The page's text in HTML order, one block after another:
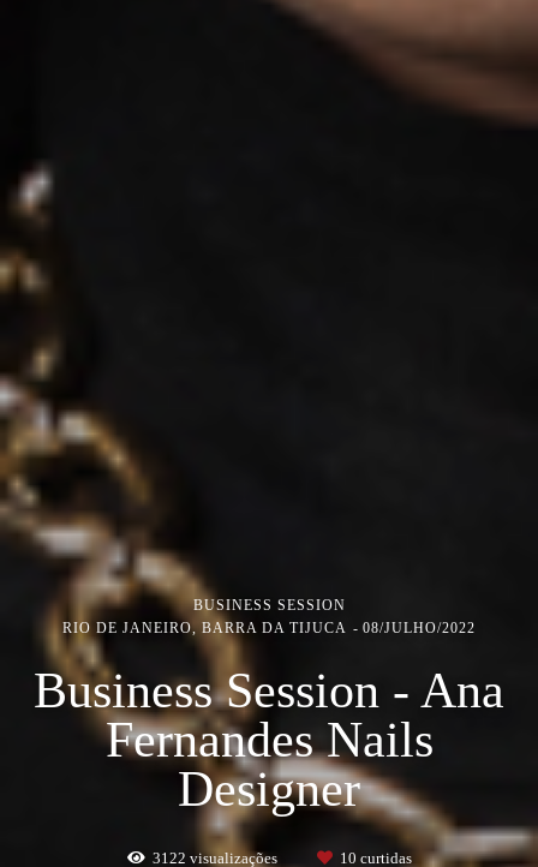
BUSINESS SESSION
RIO DE JANEIRO, BARRA DA TIJUCA
08/JULHO/2022
Business Session - Ana
Fernandes Nails
Designer
3122 visualizações 10 curtidas